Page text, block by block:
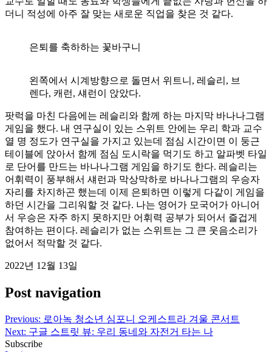
더니 적성에 아주 잘 맞는 새로운 직업을 찾은 것 같다.
은퇴를 축하하는 꽃바구니
왼쪽에서 시계방향으로 돌면서 위트니, 레슬리, 브
렌다, 캐런, 섀런이 앉았다.
팟럭을 마친 다음에는 레슬리와 함께 하는 마지막 바나나그램
게임을 했다. 내 연구실이 있는 스위트 안에는 우리 학과 교수
열 명 정도가 연구실을 가지고 있는데 점심 시간이면 이 둥근
테이블에 앉아서 함께 점심 도시락을 먹기도 하고 알파벳 타일
로 단어를 만드는 바나나그램 게임을 하기도 한다. 레슬리는
어휘력이 풍부해서 섀런과 막상막하로 바나나그램의 우승자
자리를 차지하곤 했는데 이제 은퇴하면 이렇게 다같이 게임을
하던 시간을 그리워할 것 같다. 나는 영어가 모국어가 아니어
서 우승은 자주 하지 못하지만 어휘력 공부가 되어서 즐겁게
참여하는 편이다. 레슬리가 없는 스위트는 그 큰 웃음소리가
없어서 적막할 것 같다.
2022년 12월 13일
Post navigation
Previous: 로아녹 청소년 심포니 오케스트라 겨울 콘서트
Next: 구글 스트릿 뷰: 우리 동네와 자전거 타는 나
Subscribe